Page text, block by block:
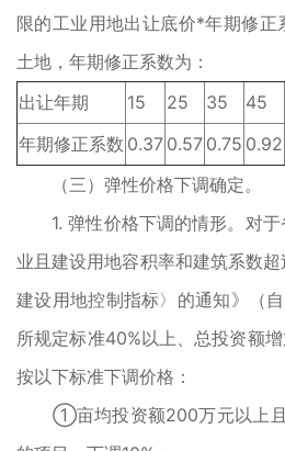
限的工业用地出让底价*年期修正
土地，年期修正系数为：
出让年期
15 25 35 45
年期修正系数 0.37 0.57 0.75 0.92
（三）弹性价格下调确定。
1. 弹性价格下调的情形。对于
业且建设用地容积率和建筑系数
建设用地控制指标〉的通知》（
所规定标准40%以上、总投资额增
按以下标准下调价格：
①亩均投资额200万元以上且